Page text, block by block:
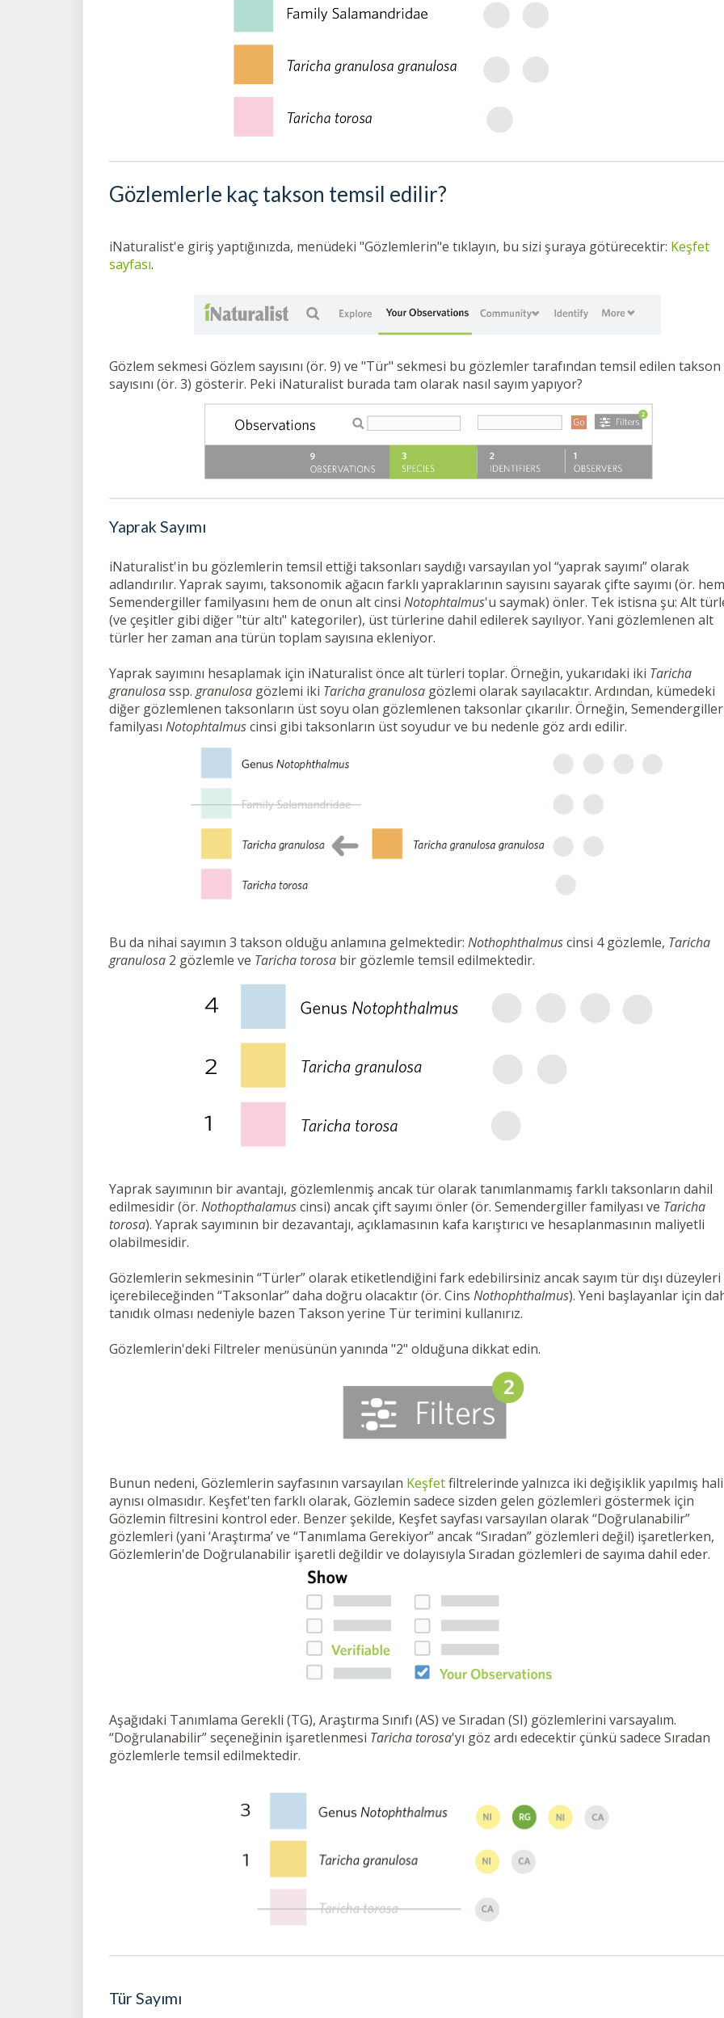
Gözlemlerle kaç takson temsil edilir?
iNaturalist'e giriş yaptığınızda, menüdeki "Gözlemlerin"e tıklayın, bu sizi şuraya götürecektir: Keşfet
sayfası.
Gözlem sekmesi Gözlem sayısını (ör. 9) ve "Tür" sekmesi bu gözlemler tarafından temsil edilen takson
sayısını (ör. 3) gösterir. Peki iNaturalist burada tam olarak nasıl sayım yapıyor?
Yaprak Sayımı
iNaturalist'in bu gözlemlerin temsil ettiği taksonları saydığı varsayılan yol “yaprak sayımı” olarak
adlandırılır. Yaprak sayımı, taksonomik ağacın farklı yapraklarının sayısını sayarak çifte sayımı (ör. hem
Semendergiller familyasını hem de onun alt cinsi Notophtalmus'u saymak) önler. Tek istisna şu: Alt
(ve çeşitler gibi diğer "tür altı" kategoriler), üst türlerine dahil edilerek sayılıyor. Yani gözlemlenen alt
türler her zaman ana türün toplam sayısına ekleniyor.
Yaprak sayımını hesaplamak için iNaturalist önce alt türleri toplar. Örneğin, yukarıdaki iki Taricha
granulosassp. granulosa gözlemi iki Taricha granulosa gözlemi olarak sayılacaktır. Ardından, kümedeki
diğer gözlemlenen taksonların üst soyu olan gözlemlenen taksonlar çıkarılır. Örneğin, Semendergiller
familyası Notophtalmuscinsi gibi taksonların üst soyudur ve bu nedenle göz ardı edilir.
Bu da nihai sayımın 3 takson olduğu anlamına gelmektedir: Nothophthalmuscinsi 4 gözlemle, Taricha
granulosa 2 gözlemle ve Taricha torosa bir gözlemle temsil edilmektedir.
Yaprak sayımının bir avantajı, gözlemlenmiş ancak tür olarak tanımlanmamış farklı taksonların dahil
edilmesidir (ör. Nothopthalamuscinsi) ancak çift sayımı önler (ör. Semendergiller familyası ve Taricha
torosa). Yaprak sayımının bir dezavantajı, açıklamasının kafa karıştırıcı ve hesaplanmasının maliyetli
olabilmesidir.
Gözlemlerin sekmesinin “Türler” olarak etiketlendiğini fark edebilirsiniz ancak sayım tür dışı düzeyleri
içerebileceğinden “Taksonlar” daha doğru olacaktır (ör. Cins Nothophthalmus). Yeni başlayanlar için
tanıdık olması nedeniyle bazen Takson yerine Tür terimini kullanırız.
Gözlemlerin'deki Filtreler menüsünün yanında "2" olduğuna dikkat edin.
Bunun nedeni, Gözlemlerin sayfasının varsayılan Keşfetfiltrelerinde yalnızca iki değişiklik yapılmış
aynısı olmasıdır. Keşfet'ten farklı olarak, Gözlemin sadece sizden gelen gözlemleri göstermek için
Gözlemin filtresini kontrol eder. Benzer şekilde, Keşfet sayfası varsayılan olarak “Doğrulanabilir”
gözlemleri (yani ‘Araştırma’ ve “Tanımlama Gerekiyor” ancak “Sıradan” gözlemleri değil) işaretlerken,
Gözlemlerin'de Doğrulanabilir işaretli değildir ve dolayısıyla Sıradan gözlemleri de sayıma dahil eder.
Aşağıdaki Tanımlama Gerekli (TG), Araştırma Sınıfı (AS) ve Sıradan (SI) gözlemlerini varsayalım.
“Doğrulanabilir” seçeneğinin işaretlenmesi Taricha torosa'yı göz ardı edecektir çünkü sadece Sıradan
gözlemlerle temsil edilmektedir.
Tür Sayımı